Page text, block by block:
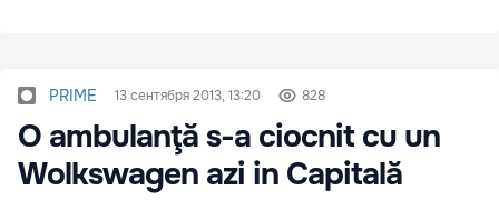
PRIME 13 сентября 2013, 13:20 828
O ambulanţă s-a ciocnit cu un
Wolkswagen azi in Capitală